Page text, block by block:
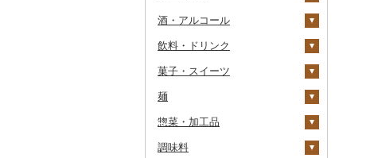
長崎和牛
あか牛
宮崎牛
のどぐろ
ふぐ
ブリ
その他鮮魚
栗
その他果物
卵
チーズ
ヨーグルト
バター
その他乳製品
酒・アルコール
ビール・発泡酒
ビール
地ビール・クラフトビ
日本酒
純米吟醸
大吟醸
芋焼酎
麦焼酎
梅酒
泡盛
飲料・ドリンク
水・ミネラルウォーター
飲料
コーヒー豆
茶
飲料
果汁飲料
菓子・スイーツ
クッキー
焼き菓子
麺
ラーメン
うどん
惣菜・加工品
惣菜
調味料